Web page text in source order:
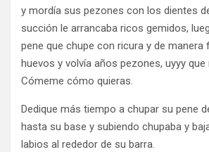
y mordía sus pezones con los dientes
succión le arrancaba ricos gemidos,
pene que chupe con ricura y de manera
huevos y volvía años pezones, uyyy
Cómeme cómo quieras.
Dedique más tiempo a chupar su pene
hasta su base y subiendo chupaba y
labios al rededor de su barra.